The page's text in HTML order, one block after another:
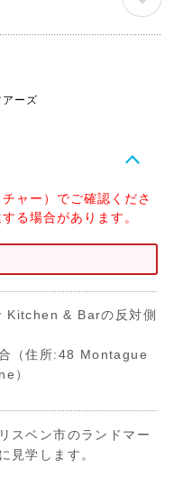
ーズ
ャー）でご確認くださ
る場合があります。
& Barの反対側
（住所:48 Montague
）
スベン市のランドマー
見学します。